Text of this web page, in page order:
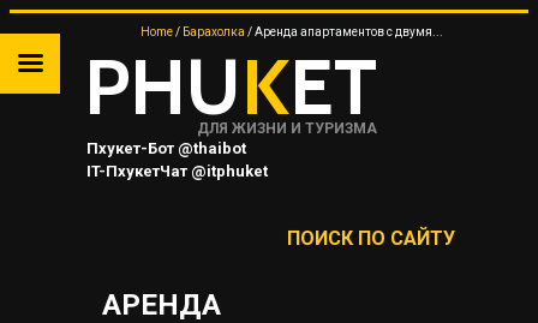
Home Барахолка Аренда апартаментов с двумя...
PHUKET
ДЛЯ ЖИЗНИ И ТУРИЗМА
Пхукет-Бот @thaibot
IT-ПхукетЧат @itphuket
ПОИСК ПО САЙТУ
АРЕНДА